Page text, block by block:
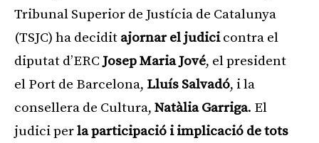
Tribunal Superior de Justícia de Catalunya
(TSJC) ha decidit ajornar el judicicontra el
diputat d’ERCJosep Maria Jové, el president
el Port de Barcelona, Lluís Salvadó, i la
consellera de Cultura, Natàlia Garriga. El
judici perla participació i implicació de tots